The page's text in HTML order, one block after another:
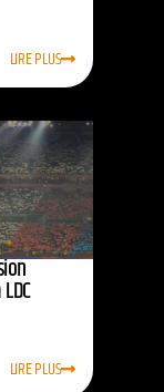
LIRE PLUS
LIRE PLUS